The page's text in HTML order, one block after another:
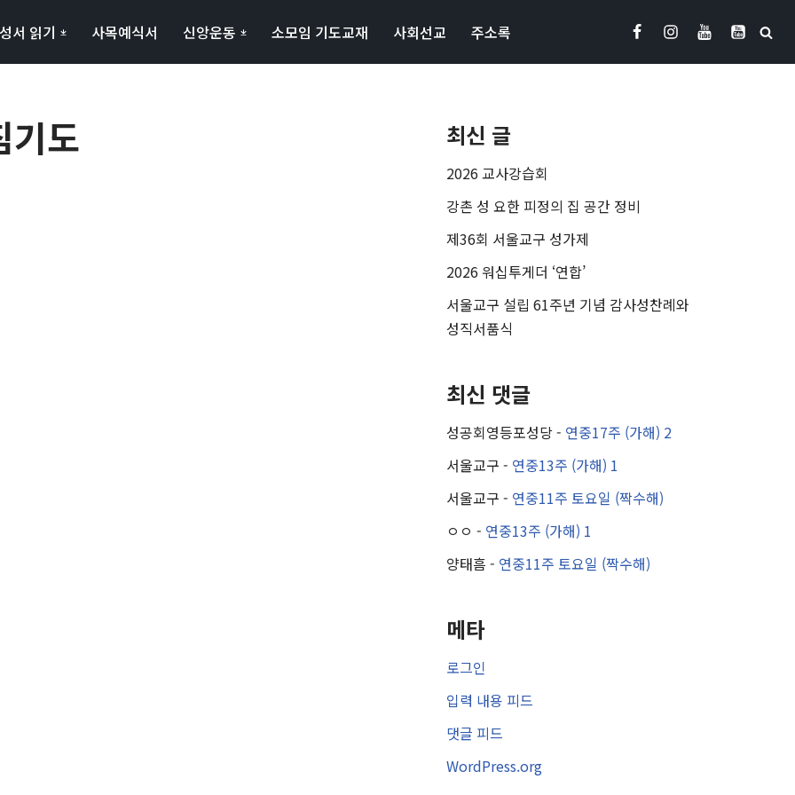
성서 읽기 사목예식서 신앙운동 소모임 기도교재 사회선교 주소록
도 최신 글
2026 교사강습회
강촌 성 요한 피정의 집 공간 정비
제36회 서울교구 성가제
2026 워십투게더 ‘연합’
서울교구 설립 61주년 기념 감사성찬례와
성직서품식
최신 댓글
성공회영등포성당- 연중17주 (가해) 2
서울교구 - 연중13주 (가해) 1
서울교구 - 연중11주 토요일 (짝수해)
ㅇㅇ - 연중13주 (가해) 1
양태흠 - 연중11주 토요일 (짝수해)
메타
로그인
입력 내용 피드
댓글 피드
WordPress.org